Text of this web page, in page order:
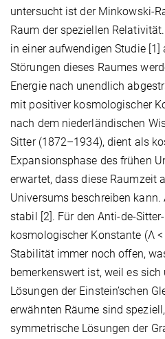
untersucht ist der Minkowski-
Raum der speziellen
in einer aufwendigen Studie
Störungen dieses Raumes
Energie nach unendlich
mit positiver kosmologischer
nach dem niederländischen
Sitter (1872–1934), dient als
Expansionsphase des frühen
erwartet, dass diese Raumzeit
Universums beschreiben
stabil [2]. Für den Anti-de-
kosmologischer Konstante (Λ
Stabilität immer noch offen,
bemerkenswert ist, weil es
Lösungen der Einstein’schen
erwähnten Räume sind
symmetrische Lösungen der